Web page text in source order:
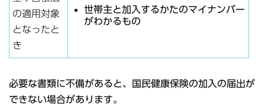
の適用対象
となったと
き
世帯主と加入するかたのマイナンバー
がわかるもの
必要な書類に不備があると、国民健康保険の加入の届出が
できない場合があります。